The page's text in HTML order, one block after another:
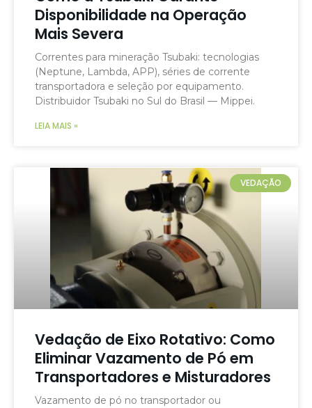
Disponibilidade na Operação
Mais Severa
Correntes para mineração Tsubaki: tecnologias
(Neptune, Lambda, APP), séries de corrente
transportadora e seleção por equipamento.
Distribuidor Tsubaki no Sul do Brasil — Mippei.
LEIA MAIS »
VEDAÇÃO
Vedação de Eixo Rotativo: Como
Eliminar Vazamento de Pó em
Transportadores e Misturadores
Vazamento de pó no transportador ou